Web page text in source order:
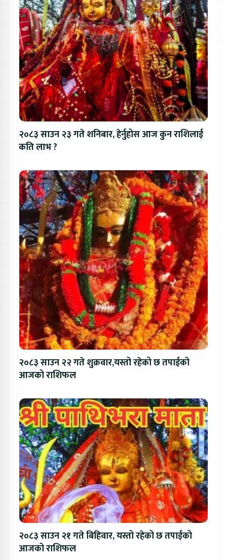
२०८३ साउन २३ गते शनिबार, हेर्नुहोस आज कुन राशिलाई
कति लाभ ?
२०८३ साउन २२ गते शुक्रवार,यस्तो रहेको छ तपाईको
आजको राशिफल
२०८३ साउन २१ गते बिहिवार, यस्तो रहेको छ तपाईको
आजको राशिफल